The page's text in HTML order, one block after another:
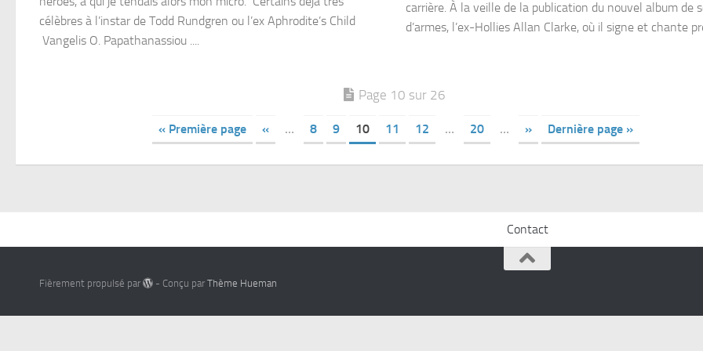
célèbres à l’instar de Todd Rundgren ou l’ex Aphrodite’s Child
Vangelis O. Papathanassiou ....
carrière. À la veille de la publication du nouvel album de
d’armes, l’ex-Hollies Allan Clarke, où il signe et chante
Page 10 sur 26
« Première page « … 8 9 10 11 12 … 20 … » Dernière page »
Contact
Fièrement propulsé par - Conçu parThème Hueman